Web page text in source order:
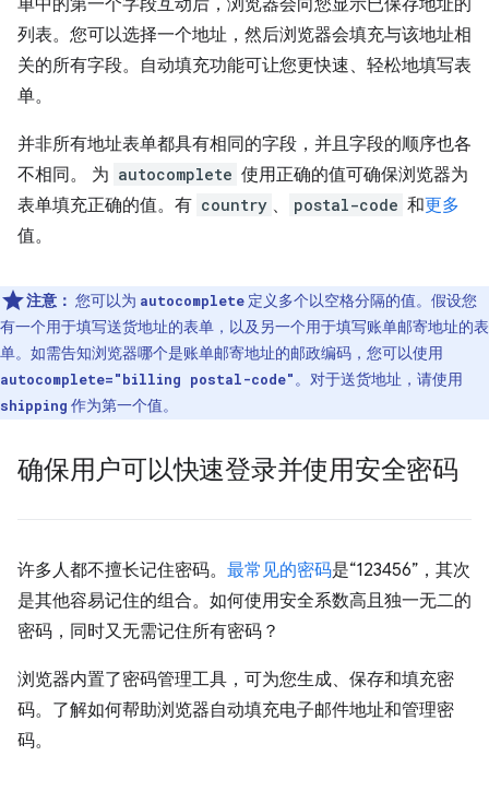
单中的第一个字段互动后，浏览器会向您显示已保存地址的
列表。您可以选择一个地址，然后浏览器会填充与该地址相
关的所有字段。自动填充功能可让您更快速、轻松地填写表
单。
并非所有地址表单都具有相同的字段，并且字段的顺序也各
不相同。 为 autocomplete 使用正确的值可确保浏览器为
表单填充正确的值。有 country 、 postal-code 和更多
值。
注意： 您可以为 autocomplete 定义多个以空格分隔的值。假设您
有一个用于填写送货地址的表单，以及另一个用于填写账单邮寄地址的表
单。如需告知浏览器哪个是账单邮寄地址的邮政编码，您可以使用
autocomplete="billing postal-code"。对于送货地址，请使用
shipping 作为第一个值。
确保用户可以快速登录并使用安全密码
许多人都不擅长记住密码。 最常见的密码是“123456”，其次
是其他容易记住的组合。如何使用安全系数高且独一无二的
密码，同时又无需记住所有密码？
浏览器内置了密码管理工具，可为您生成、保存和填充密
码。了解如何帮助浏览器自动填充电子邮件地址和管理密
码。